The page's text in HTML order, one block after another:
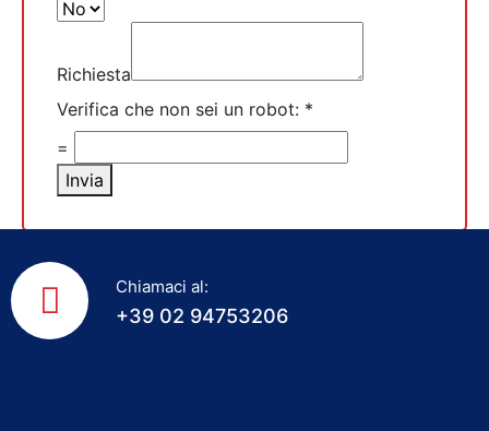
Richiesta
Verifica che non sei un robot: *
=
Invia
Chiamaci al:
+39 02 94753206